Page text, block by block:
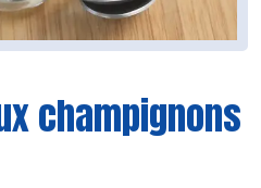
champignons